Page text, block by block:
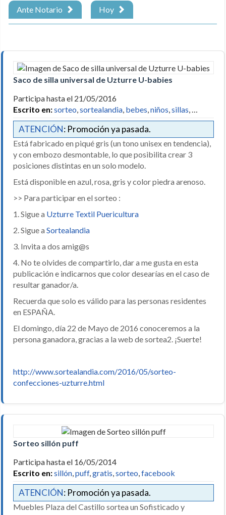
Ante Notario Hoy
Saco de silla universal de Uzturre U-babies
Participa hasta el 21/05/2016
Escrito en:sorteo,sortealandia, bebes,niños,sillas, …
ATENCIÓN: Promoción ya pasada.
Está fabricado en piqué gris (un tono unisex en tendencia),
y con embozo desmontable, lo que posibilita crear 3
posiciones distintas en un solo modelo.
Está disponible en azul, rosa, gris y color piedra arenoso.
>> Para participar en el sorteo :
1. Sigue a Uzturre Textil Puericultura
2. Sigue a Sortealandia
3. Invita a dos amig@s
4. No te olvides de compartirlo, dar a me gusta en esta
publicación e indicarnos que color desearías en el caso de
resultar ganador/a.
Recuerda que solo es válido para las personas residentes
en ESPAÑA.
El domingo, día 22 de Mayo de 2016 conoceremos a la
persona ganadora, gracias a la web de sortea2. ¡Suerte!
http://www.sortealandia.com/2016/05/sorteo-
confecciones-uzturre.html
Sorteo sillón puff
Participa hasta el 16/05/2014
Escrito en:sillón,puff,gratis,sorteo,facebook
ATENCIÓN: Promoción ya pasada.
Muebles Plaza del Castillo sortea un Sofisticado y